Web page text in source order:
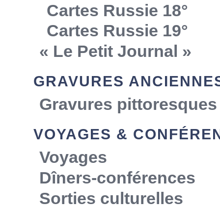
Cartes Russie 18°
Cartes Russie 19°
« Le Petit Journal »
GRAVURES
Gravures pittoresques
VOYAGES &
Voyages
Dîners-conférences
Sorties culturelles